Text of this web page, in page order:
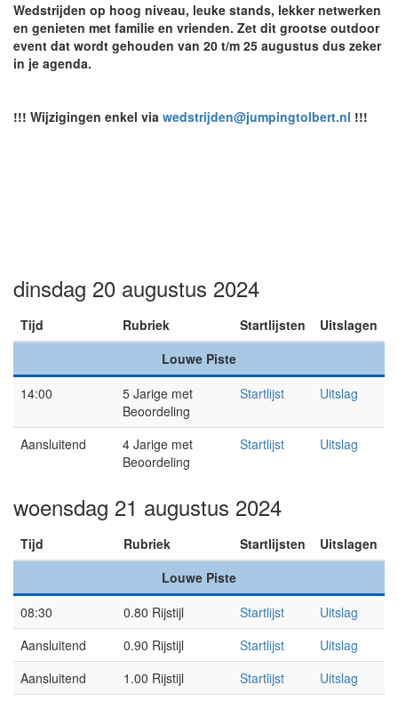
Wedstrijden op hoog niveau, leuke stands, lekker netwerken
en genieten met familie en vrienden. Zet dit grootse outdoor
event dat wordt gehouden van 20 t/m 25 augustus dus zeker
in je agenda.
!!! Wijzigingen enkel via wedstrijden@jumpingtolbert.nl !!!
dinsdag 20 augustus 2024
Tijd Rubriek Startlijsten
Uitslagen
Louwe Piste
14:00
5 Jarige met
Beoordeling
Startlijst Uitslag
Aansluitend
4 Jarige met
Beoordeling
Startlijst Uitslag
woensdag 21 augustus 2024
Tijd Rubriek Startlijsten
Uitslagen
Louwe Piste
08:30
0.80 Rijstijl Startlijst
Uitslag
Aansluitend
0.90 Rijstijl Startlijst
Uitslag
Aansluitend
1.00 Rijstijl Startlijst
Uitslag